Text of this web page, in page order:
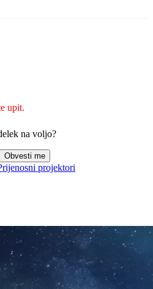
upit.
na voljo?
Obvesti me
projektori